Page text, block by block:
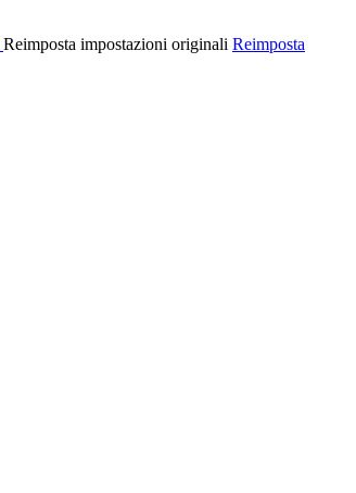
Reimposta impostazioni originali Reimposta